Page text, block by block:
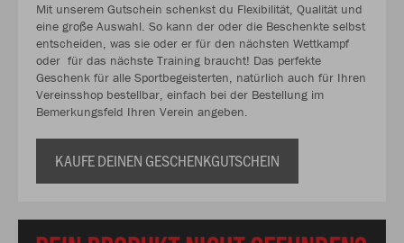
Mit unserem Gutschein schenkst du Flexibilität, Qualität und
eine große Auswahl. So kann der oder die Beschenkte selbst
entscheiden, was sie oder er für den nächsten Wettkampf
oder für das nächste Training braucht! Das perfekte
Geschenk für alle Sportbegeisterten, natürlich auch für Ihren
Vereinsshop bestellbar, einfach bei der Bestellung im
Bemerkungsfeld Ihren Verein angeben.
KAUFE DEINEN GESCHENKGUTSCHEIN